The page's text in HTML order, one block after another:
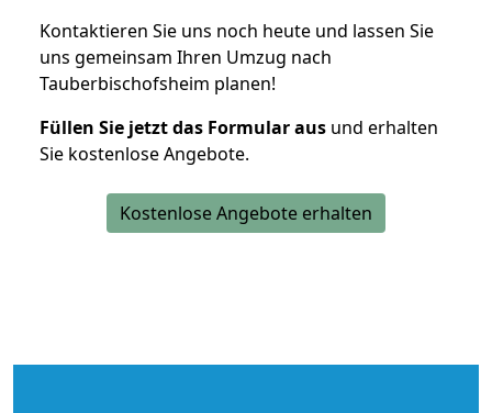
Kontaktieren Sie uns noch heute und lassen Sie
uns gemeinsam Ihren Umzug nach
Tauberbischofsheim planen!
Füllen Sie jetzt das Formular aus und erhalten
Sie kostenlose Angebote.
Kostenlose Angebote erhalten